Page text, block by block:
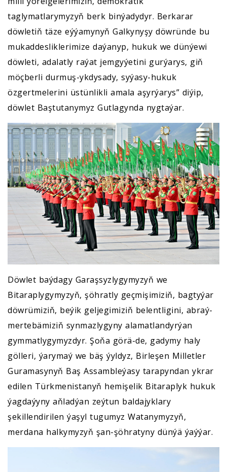
taglymatlarymyzyň berk binýadydyr. Berkarar
döwletiň täze eýýamynyň Galkynyşy döwründe bu
mukaddesliklerimize daýanyp, hukuk we dünýewi
döwleti, adalatly raýat jemgyýetini gurýarys, giň
möçberli durmuş-ykdysady, syýasy-hukuk
özgertmelerini üstünlikli amala aşyrýarys” diýip,
döwlet Baştutanymyz Gutlagynda nygtaýar.
Döwlet baýdagy Garaşsyzlygymyzyň we
Bitaraplygymyzyň, şöhratly geçmişimiziň, bagtyýar
döwrümiziň, beýik geljegimiziň belentligini, abraý-
mertebämiziň synmazlygyny alamatlandyrýan
gymmatlygymyzdyr. Şoňa görä-de, gadymy haly
gölleri, ýarymaý we bäş ýyldyz, Birleşen Milletler
Guramasynyň Baş Assambleýasy tarapyndan ykrar
edilen Türkmenistanyň hemişelik Bitaraplyk hukuk
ýagdaýyny aňladýan zeýtun baldajyklary
şekillendirilen ýaşyl tugumyz Watanymyzyň,
merdana halkymyzyň şan-şöhratyny dünýä ýaýýar.